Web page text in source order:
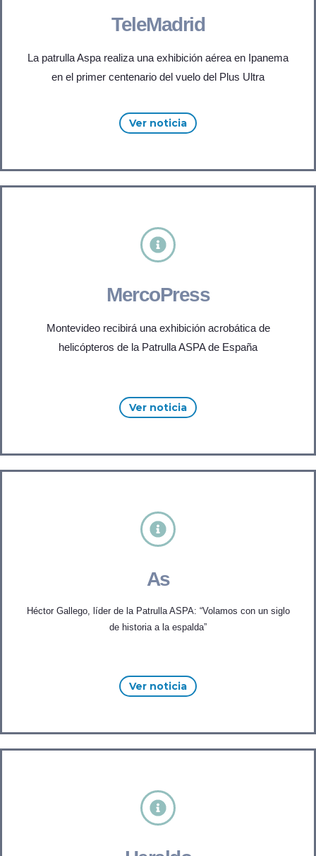
TeleMadrid
La patrulla Aspa realiza una exhibición aérea en Ipanema
en el primer centenario del vuelo del Plus Ultra
Ver noticia
MercoPress
Montevideo recibirá una exhibición acrobática de
helicópteros de la Patrulla ASPA de España
Ver noticia
As
Héctor Gallego, líder de la Patrulla ASPA: “Volamos con un siglo
de historia a la espalda”
Ver noticia